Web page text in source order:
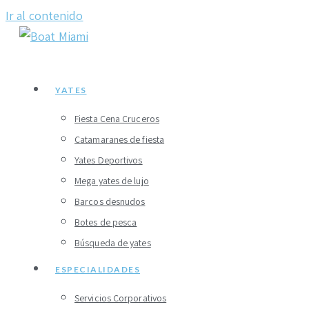
Ir al contenido
YATES
Fiesta Cena Cruceros
Catamaranes de fiesta
Yates Deportivos
Mega yates de lujo
Barcos desnudos
Botes de pesca
Búsqueda de yates
ESPECIALIDADES
Servicios Corporativos